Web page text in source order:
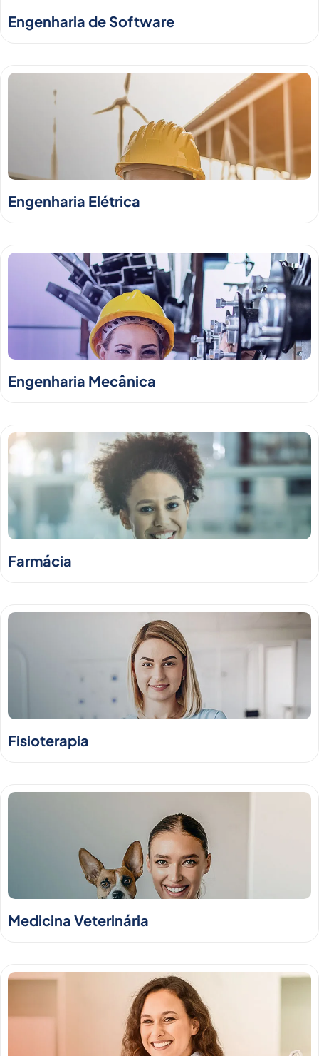
Engenharia de Software
Engenharia Elétrica
Engenharia Mecânica
Farmácia
Fisioterapia
Medicina Veterinária